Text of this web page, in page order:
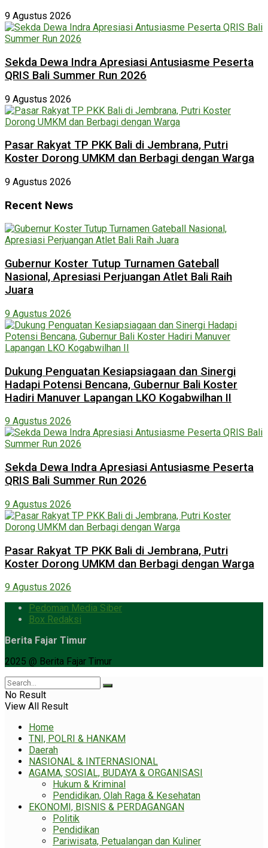
9 Agustus 2026
Sekda Dewa Indra Apresiasi Antusiasme Peserta
QRIS Bali Summer Run 2026
9 Agustus 2026
Pasar Rakyat TP PKK Bali di Jembrana, Putri
Koster Dorong UMKM dan Berbagi dengan Warga
9 Agustus 2026
Recent News
Gubernur Koster Tutup Turnamen Gateball
Nasional, Apresiasi Perjuangan Atlet Bali Raih
Juara
9 Agustus 2026
Dukung Penguatan Kesiapsiagaan dan Sinergi
Hadapi Potensi Bencana, Gubernur Bali Koster
Hadiri Manuver Lapangan LKO Kogabwilhan II
9 Agustus 2026
Sekda Dewa Indra Apresiasi Antusiasme Peserta
QRIS Bali Summer Run 2026
9 Agustus 2026
Pasar Rakyat TP PKK Bali di Jembrana, Putri
Koster Dorong UMKM dan Berbagi dengan Warga
9 Agustus 2026
Pedoman Media Siber
Box Redaksi
Berita Fajar Timur
2025 @ Berita Fajar Timur
No Result
View All Result
Home
TNI, POLRI & HANKAM
Daerah
NASIONAL & INTERNASIONAL
AGAMA, SOSIAL, BUDAYA & ORGANISASI
Hukum & Kriminal
Pendidikan, Olah Raga & Kesehatan
EKONOMI, BISNIS & PERDAGANGAN
Politik
Pendidikan
Pariwisata, Petualangan dan Kuliner